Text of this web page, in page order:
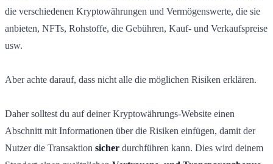
die verschiedenen Kryptowährungen und Vermögenswerte, die sie
anbieten, NFTs, Rohstoffe, die Gebühren, Kauf- und Verkaufspreise
usw.
Aber achte darauf, dass nicht alle die möglichen Risiken erklären.
Daher solltest du auf deiner Kryptowährungs-Website einen
Abschnitt mit Informationen über die Risiken einfügen, damit der
Nutzer die Transaktion sicher durchführen kann. Dies wird deinem